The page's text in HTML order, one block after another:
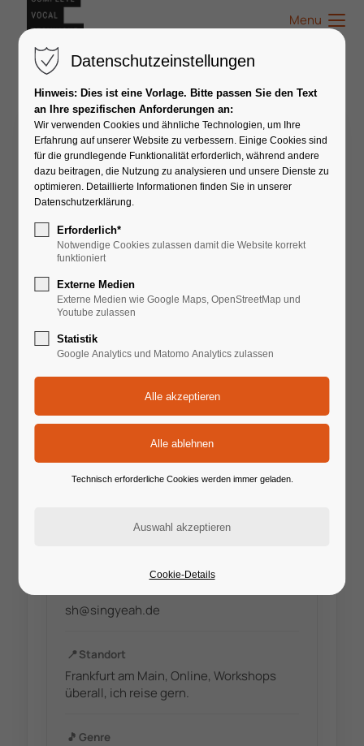
Menu
Stefanie Hoevel
sh@singyeah.de
📍 Standort
Frankfurt am Main, Online, Workshops
überall, ich reise gern.
🎵 Genre
Datenschutzeinstellungen
Hinweis: Dies ist eine Vorlage. Bitte passen Sie den Text
an Ihre spezifischen Anforderungen an:
Wir verwenden Cookies und ähnliche Technologien, um Ihre
Erfahrung auf unserer Website zu verbessern. Einige Cookies sind
für die grundlegende Funktionalität erforderlich, während andere
dazu beitragen, die Nutzung zu analysieren und unsere Dienste zu
optimieren. Detaillierte Informationen finden Sie in unserer
Datenschutzerklärung.
Erforderlich*
Notwendige Cookies zulassen damit die Website korrekt
funktioniert
Externe Medien
Externe Medien wie Google Maps, OpenStreetMap und
Youtube zulassen
Statistik
Google Analytics und Matomo Analytics zulassen
Technisch erforderliche Cookies werden immer geladen.
Cookie-Details